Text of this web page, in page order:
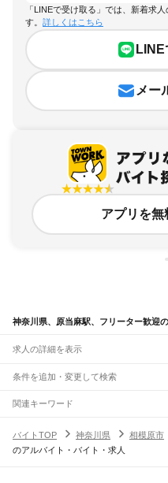
「LINEで受け取る」では、新着求
す。 詳しくはこちら
メー
アプリを無
神奈川県、原当麻駅、フリーター歓迎
求人の詳細を表示
条件を追加・変更して検索
市区町村を追加・変更
神奈川県
すべて
横浜市 すべて
駅を追加・変更
職種を追加・変更
関連キーワード
バイトTOP
神奈川県 相模原市
のアルバイト・バイト・求人